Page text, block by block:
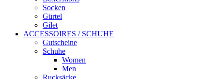
Socken
Gürtel
Gilet
ACCESSOIRES / SCHUHE
Gutscheine
Schuhe
Women
Men
Rucksäcke